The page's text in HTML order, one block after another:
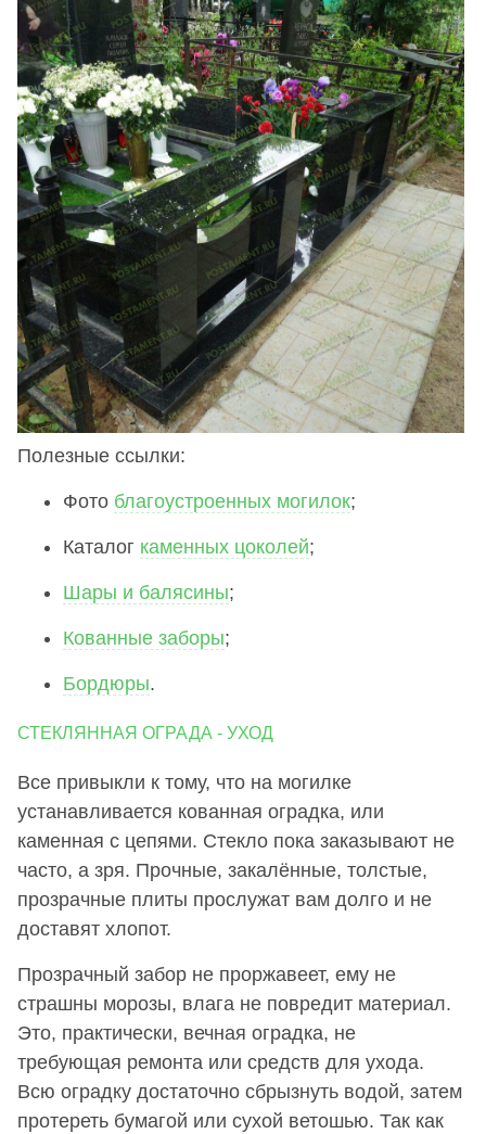
Полезные ссылки:
Фото благоустроенных могилок;
Каталог каменных цоколей;
Шары и балясины;
Кованные заборы;
Бордюры.
СТЕКЛЯННАЯ ОГРАДА - УХОД
Все привыкли к тому, что на могилке
устанавливается кованная оградка, или
каменная с цепями. Стекло пока заказывают не
часто, а зря. Прочные, закалённые, толстые,
прозрачные плиты прослужат вам долго и не
доставят хлопот.
Прозрачный забор не проржавеет, ему не
страшны морозы, влага не повредит материал.
Это, практически, вечная оградка, не
требующая ремонта или средств для ухода.
Всю оградку достаточно сбрызнуть водой, затем
протереть бумагой или сухой ветошью. Так как